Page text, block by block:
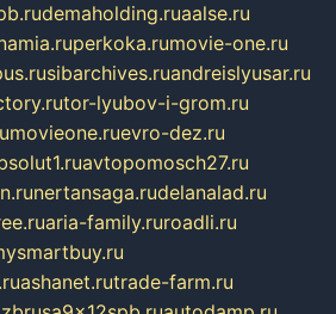
demaholding.ruaalse.ru
perkoka.rumovie-one.ru
sibarchives.ruandreislyusar.ru
tor-lyubov-i-grom.ru
movieone.ruevro-dez.ru
avtopomosch27.ru
nertansaga.rudelanalad.ru
aria-family.ruroadli.ru
ashanet.rutrade-farm.ru